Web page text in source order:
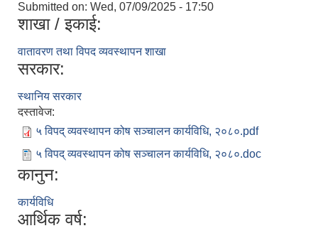
Submitted on: Wed, 07/09/2025 - 17:50
शाखा / इकाई:
वातावरण तथा विपद व्यवस्थापन शाखा
सरकार:
स्थानिय सरकार
दस्तावेज:
५ विपद् व्यवस्थापन कोष सञ्चालन कार्यविधि, २०८०.pdf
५ विपद् व्यवस्थापन कोष सञ्चालन कार्यविधि, २०८०.doc
कानुन:
कार्यविधि
आर्थिक वर्ष: